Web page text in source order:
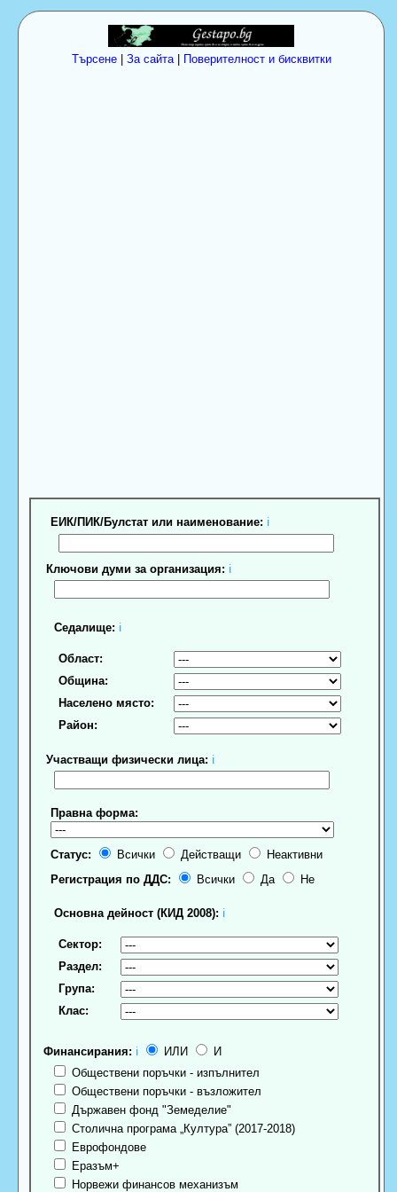
Търсене| За сайта| Поверителност и бисквитки
ЕИК/ПИК/Булстат или наименование: ℹ
Ключови думи за организация: ℹ
Седалище: ℹ
Област:
Община:
Населено място:
Район:
Участващи физически лица: ℹ
Правна форма:
Статус: Всички Действащи
Неактивни
Регистрация по ДДС:
Всички Да Не
Основна дейност (КИД 2008): ℹ
Сектор:
Раздел:
Група:
Клас:
Финансирания: ℹ ИЛИ
И
Обществени поръчки - изпълнител
Обществени поръчки - възложител
Държавен фонд "Земеделие"
Столична програма „Култура” (2017-2018)
Еврофондове
Еразъм+
Норвежи финансов механизъм